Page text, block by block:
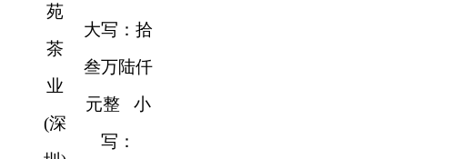
苑
茶
业
(深
大写：拾
叁万陆仟
元整 小
写：